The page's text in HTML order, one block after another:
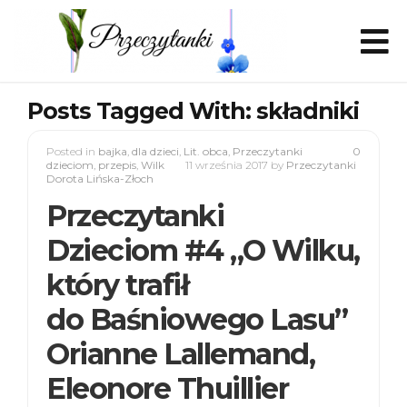
Posts Tagged With: składniki
0
Posted in bajka, dla dzieci, Lit. obca, Przeczytanki
dzieciom, przepis, Wilk 11 września 2017 by Przeczytanki
Dorota Lińska-Złoch
Przeczytanki
Dzieciom #4 „O Wilku,
który trafił
do Baśniowego Lasu”
Orianne Lallemand,
Eleonore Thuillier